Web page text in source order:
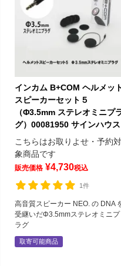
インカム B+COM ヘルメッ
スピーカーセット５
（Φ3.5mm ステレオミニプ
グ）00081950 サインハウス
こちらはお取りよせ・予約対
象商品です
販売価格 ¥4,730税込
1件
高音質スピーカー NEO. の DNA
受継いだΦ3.5mmステレオミニプ
ラグ
取寄可能商品